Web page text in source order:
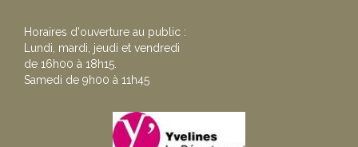
Horaires d'ouverture au public :
Lundi, mardi, jeudi et vendredi
de 16h00 à 18h15.
Samedi de 9h00 à 11h45